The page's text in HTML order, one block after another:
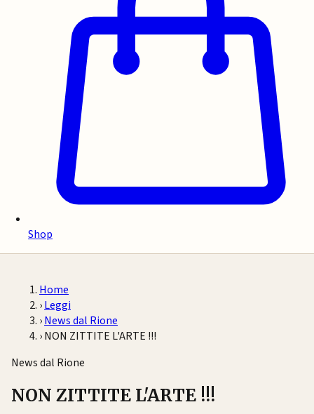
Shop
Home
›Leggi
›News dal Rione
›NON ZITTITE L'ARTE !!!
News dal Rione
NON ZITTITE L'ARTE !!!